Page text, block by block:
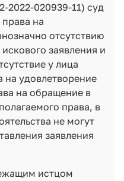
2022-020939-11) суд
на
отсутствию
заявления и
у лица
на удовлетворение
на обращение в
права, в
не могут
заявления
истцом